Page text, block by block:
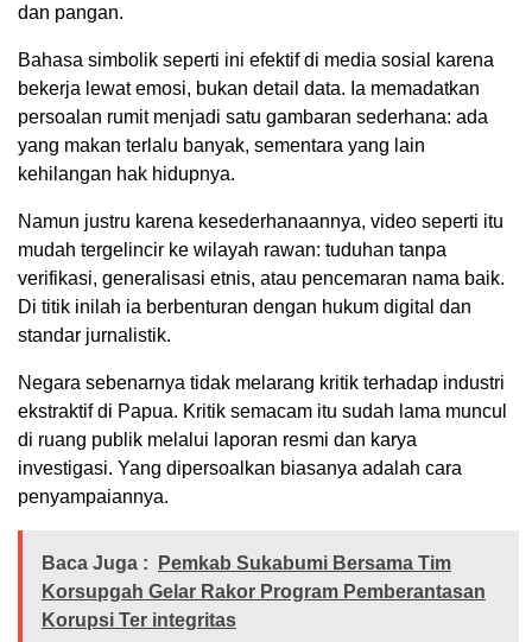
dan pangan.
Bahasa simbolik seperti ini efektif di media sosial karena
bekerja lewat emosi, bukan detail data. Ia memadatkan
persoalan rumit menjadi satu gambaran sederhana: ada
yang makan terlalu banyak, sementara yang lain
kehilangan hak hidupnya.
Namun justru karena kesederhanaannya, video seperti itu
mudah tergelincir ke wilayah rawan: tuduhan tanpa
verifikasi, generalisasi etnis, atau pencemaran nama baik.
Di titik inilah ia berbenturan dengan hukum digital dan
standar jurnalistik.
Negara sebenarnya tidak melarang kritik terhadap industri
ekstraktif di Papua. Kritik semacam itu sudah lama muncul
di ruang publik melalui laporan resmi dan karya
investigasi. Yang dipersoalkan biasanya adalah cara
penyampaiannya.
Baca Juga :
Pemkab Sukabumi Bersama Tim
Korsupgah Gelar Rakor Program Pemberantasan
Korupsi Ter integritas